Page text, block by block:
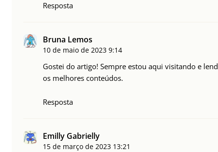
Resposta
Bruna Lemos
10 de maio de 2023 9:14
Gostei do artigo! Sempre estou aqui visitando e
os melhores conteúdos.
Resposta
Emilly Gabrielly
15 de março de 2023 13:21